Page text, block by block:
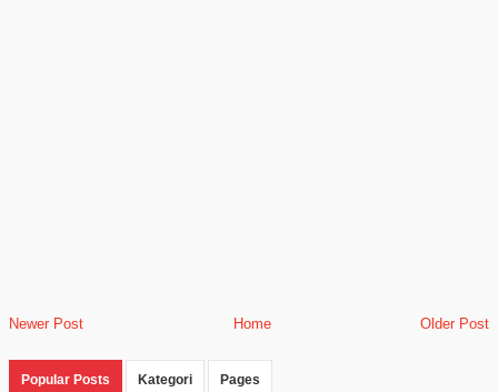
Newer Post Older Post
Home
Popular Posts Kategori Pages